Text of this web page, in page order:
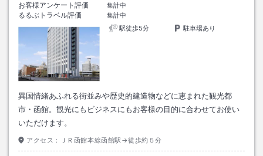
お客様アンケート評価
集計中
るるぶトラベル評価
集計中
駅徒歩5分
駐車場あり
異国情緒あふれる街並みや歴史的建造物などに恵まれた観光都
市・函館。観光にもビジネスにもお客様の目的に合わせてお使い
いただけます。
アクセス： ＪＲ函館本線函館駅→徒歩約５分